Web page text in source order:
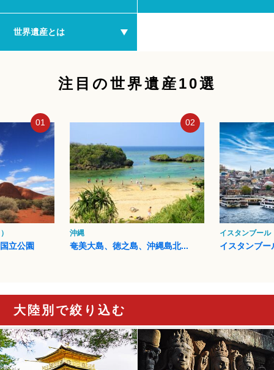
世界遺産とは
注目の世界遺産10選
01
立公園
02
沖縄
奄美大島、徳之島、沖縄島北...
イスタンブール
イスタンブー
大陸別で絞り込む